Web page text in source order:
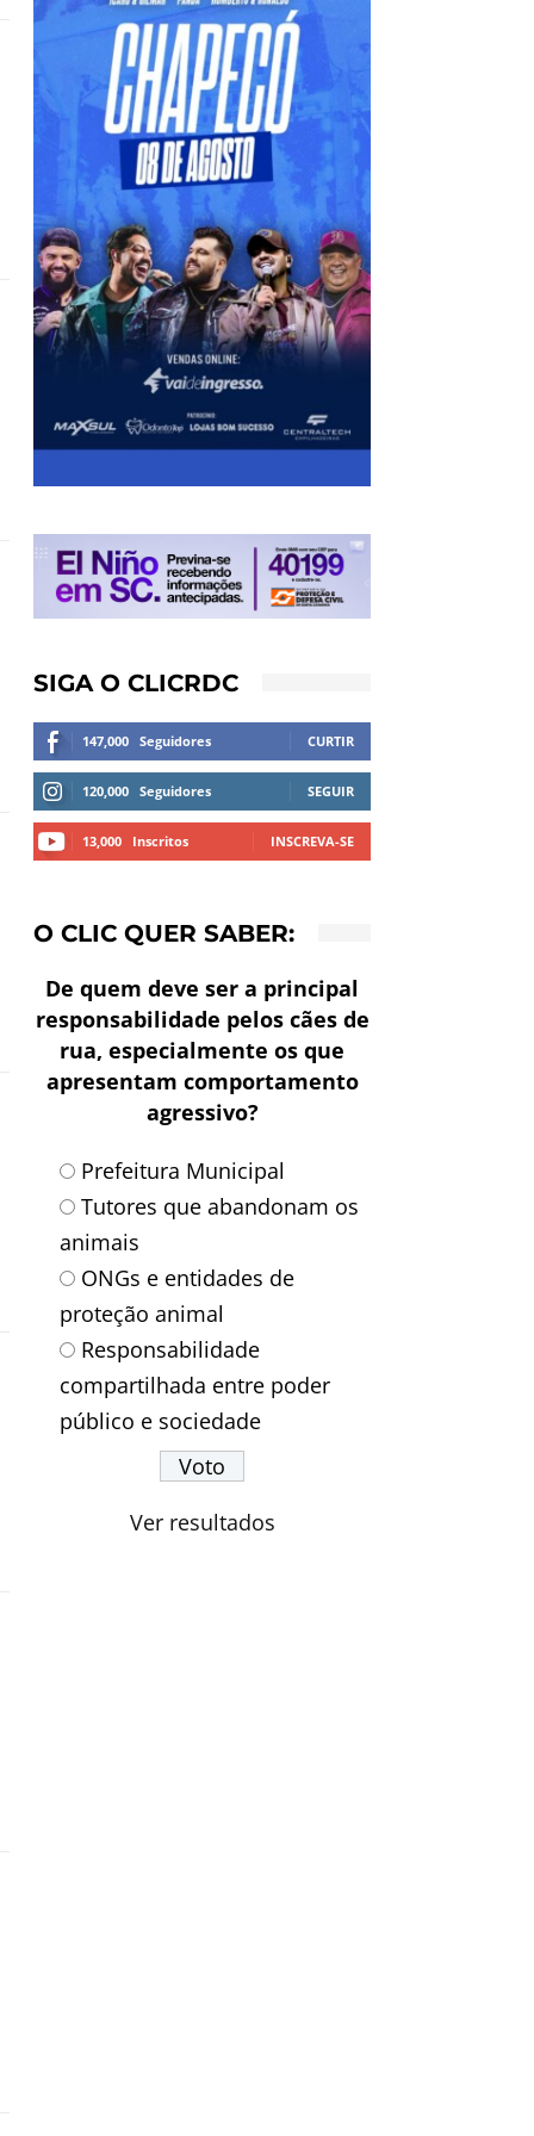
SIGA O CLICRDC
147,000 Seguidores CURTIR
120,000 Seguidores SEGUIR
13,000 Inscritos INSCREVA-SE
O CLIC QUER SABER:
De quem deve ser a principal
responsabilidade pelos cães de
rua, especialmente os que
apresentam comportamento
agressivo?
Prefeitura Municipal
Tutores que abandonam os
animais
ONGs e entidades de
proteção animal
Responsabilidade
compartilhada entre poder
público e sociedade
Ver resultados